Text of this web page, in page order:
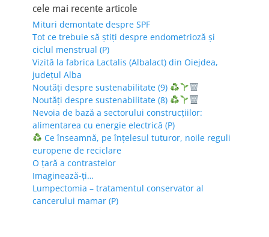
cele mai recente articole
Mituri demontate despre SPF
Tot ce trebuie să știți despre endometrioză și
ciclul menstrual (P)
Vizită la fabrica Lactalis (Albalact) din Oiejdea,
județul Alba
Noutăți despre sustenabilitate (9)
Noutăți despre sustenabilitate (8)
Nevoia de bază a sectorului construcțiilor:
alimentarea cu energie electrică (P)
Ce înseamnă, pe înțelesul tuturor, noile reguli
europene de reciclare
O țară a contrastelor
Imaginează-ți…
Lumpectomia – tratamentul conservator al
cancerului mamar (P)